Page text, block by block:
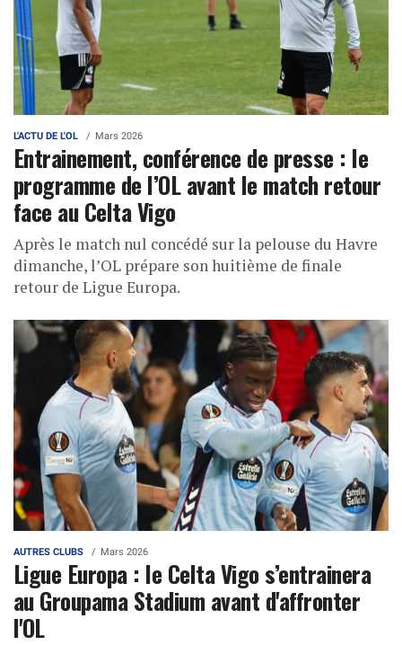
L'ACTU DE L'OL Mars 2026
Entrainement, conférence de presse : le
programme de l’OL avant le match retour
face au Celta Vigo
Après le match nul concédé sur la pelouse du Havre
dimanche, l’OL prépare son huitième de finale
retour de Ligue Europa.
AUTRES CLUBS Mars 2026
Ligue Europa : le Celta Vigo s’entrainera
au Groupama Stadium avant d'affronter
l'OL